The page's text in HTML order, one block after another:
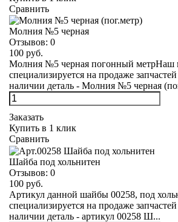
Сравнить
Молния №5 черная
Отзывов: 0
100 руб.
Молния №5 черная погонный метрНаш
специализируется на продаже
наличии деталь - Молния №5 черная
Заказать
Купить в 1 клик
Сравнить
Шайба под хольнитен
Отзывов: 0
100 руб.
Артикул данной шайбы 00258, под
специализируется на продаже
наличии деталь - артикул 00258 Ш...